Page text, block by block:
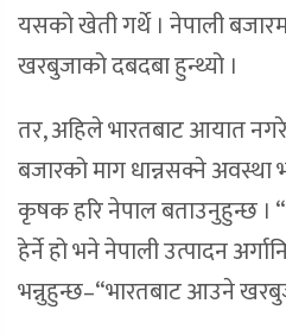
यसको खेती गर्थे । नेपाली
खरबुजाको दबदबा हुन्थ्यो ।
तर, अहिले भारतबाट आयात
बजारको माग धान्नसक्ने
कृषक हरि नेपाल बताउनुहुन्छ ।
हेर्ने हो भने नेपाली उत्पादन
भन्नुहुन्छ–“भारतबाट आउने